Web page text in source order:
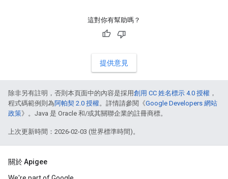
這對你有幫助嗎？
提供意見
除非另有註明，否則本頁面中的內容是採用創用 CC 姓名標示 4.0 授權 ，
程式碼範例則為阿帕契 2.0 授權。詳情請參閱《Google Developers 網站
政策》。Java 是 Oracle 和/或其關聯企業的註冊商標。
上次更新時間：2026-02-03 (世界標準時間)。
關於 Apigee